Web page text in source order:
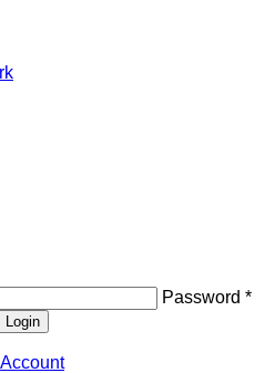
Password *
Login